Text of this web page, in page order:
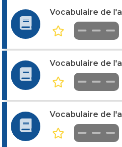
Vocabulaire de
Vocabulaire de
Vocabulaire de